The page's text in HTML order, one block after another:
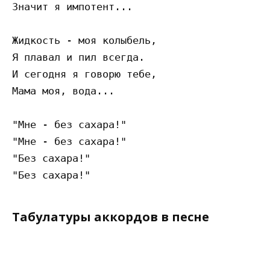
Значит я импотент...
Жидкость - моя колыбель,
Я плавал и пил всегда.
И сегодня я говорю тебе,
Мама моя, вода...
"Мне - без сахара!"
"Мне - без сахара!"
"Без сахара!"
Табулатуры аккордов в песне